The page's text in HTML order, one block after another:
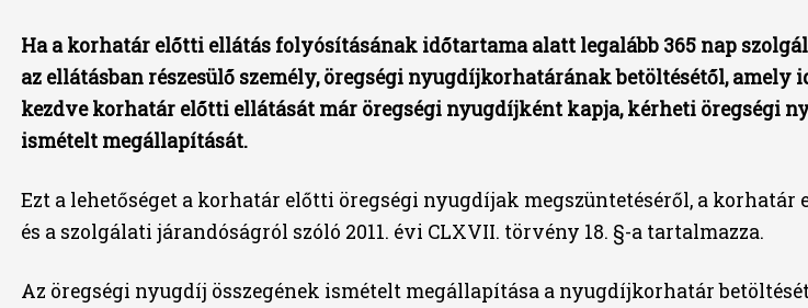
Ha a korhatár előtti ellátás folyósításának időtartama alatt legalább 365 nap
az ellátásban részesülő személy, öregségi nyugdíjkorhatárának betöltésétől, amely
kezdve korhatár előtti ellátását már öregségi nyugdíjként kapja, kérheti öregségi
ismételt megállapítását.
Ezt a lehetőséget a korhatár előtti öregségi nyugdíjak megszüntetéséről, a korhatár
és a szolgálati járandóságról szóló 2011. évi CLXVII. törvény 18. §-a tartalmazza.
Az öregségi nyugdíj összegének ismételt megállapítása a nyugdíjkorhatár